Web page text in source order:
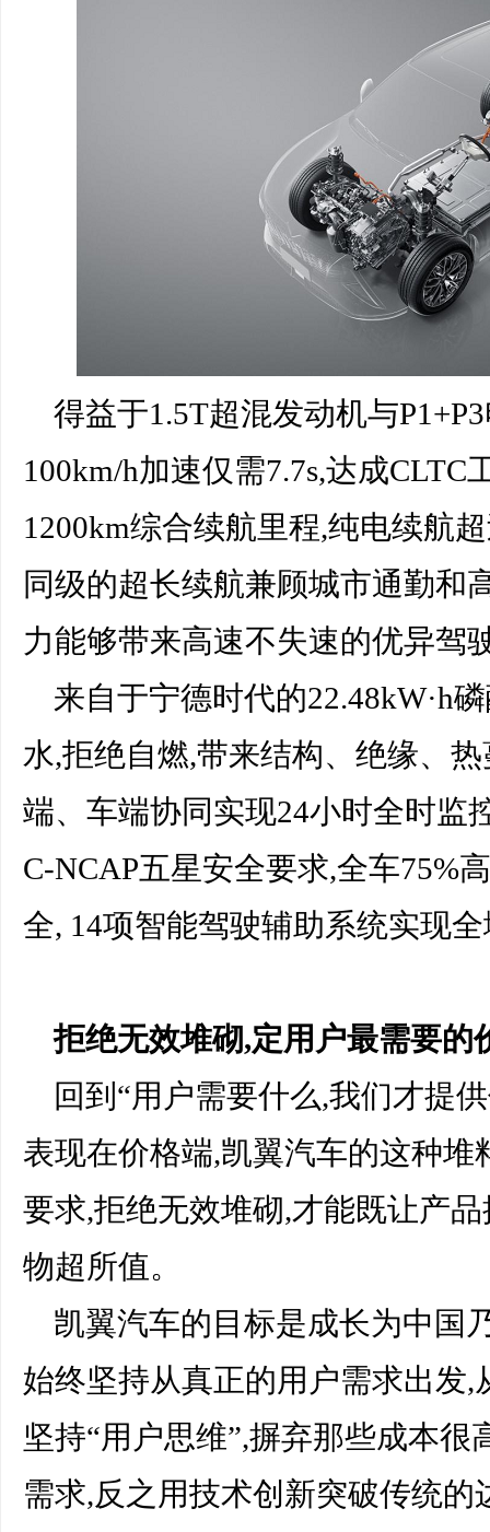
得益于1.5T超混发动机与
100km/h加速仅需7.7s,达成
1200km综合续航里程,纯电续航
同级的超长续航兼顾城市通勤和
力能够带来高速不失速的优异驾
来自于宁德时代的22.48kW·h
水,拒绝自燃,带来结构、绝缘、
端、车端协同实现24小时全时监
C-NCAP五星安全要求,全车75%
全, 14项智能驾驶辅助系统实现
拒绝无效堆砌,定用户最需要的
回到“用户需要什么,我们才提
表现在价格端,凯翼汽车的这种
要求,拒绝无效堆砌,才能既让产
物超所值。
凯翼汽车的目标是成长为中国
始终坚持从真正的用户需求出发
坚持“用户思维”,摒弃那些成本
需求,反之用技术创新突破传统